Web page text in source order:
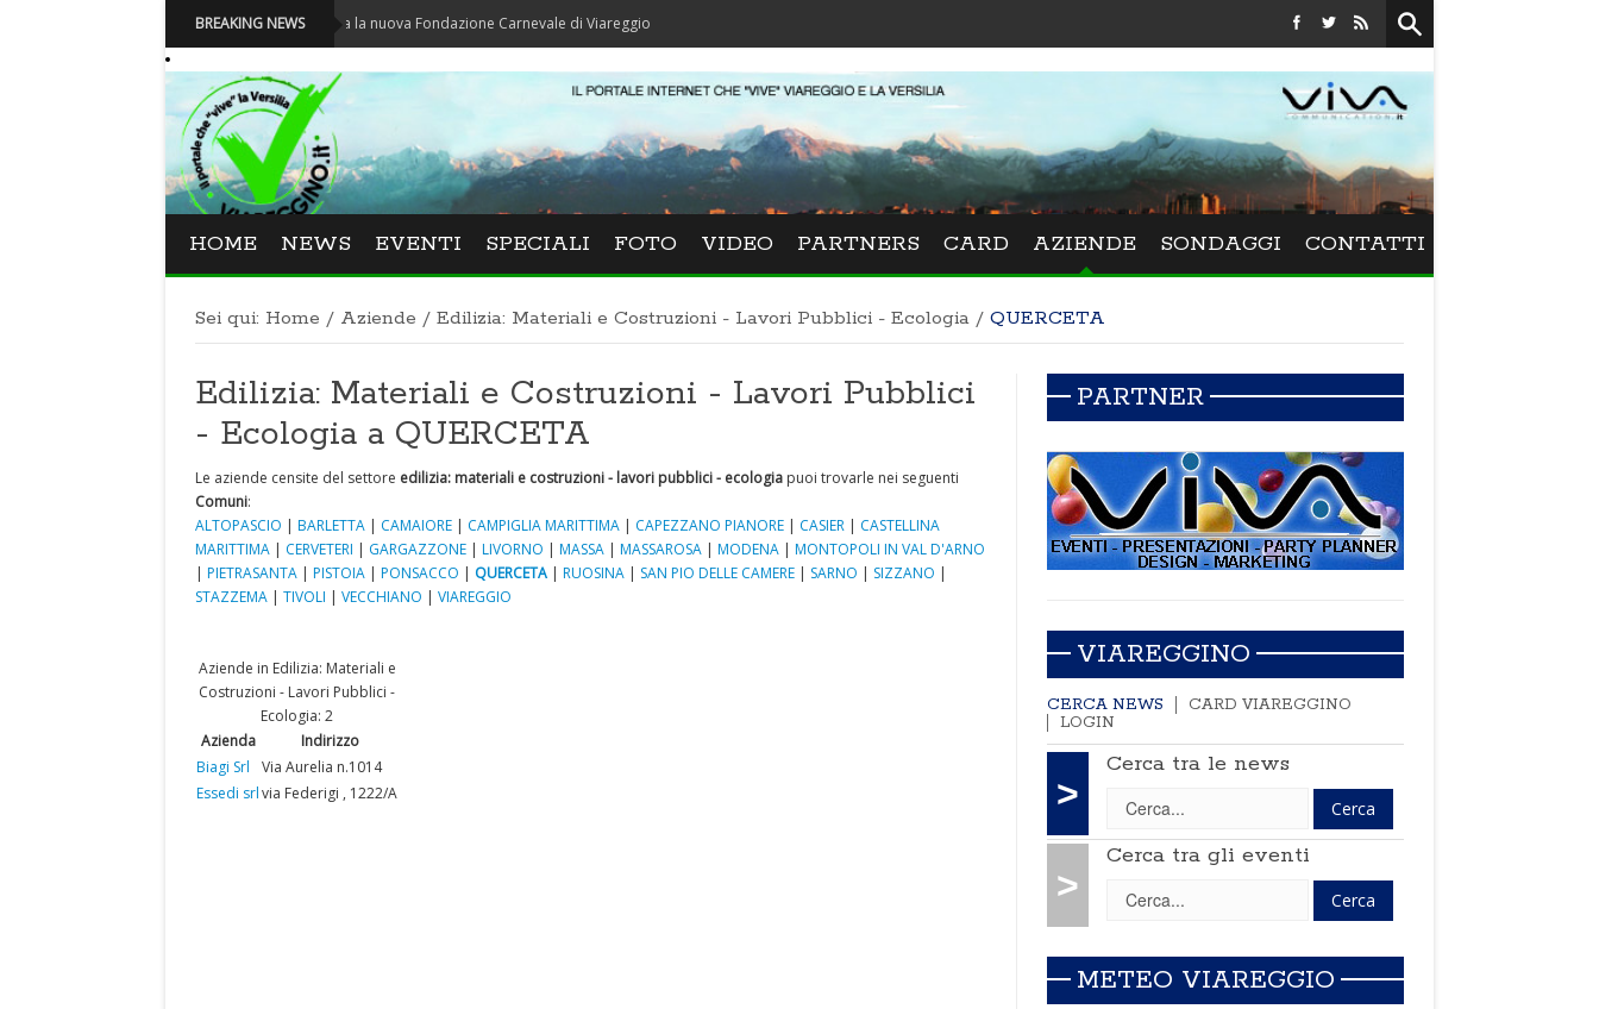
BREAKING NEWS
Carnevale - Nominata la nuova Fondazione Carnevale di Viareggio Festival La Versiliana - La direttrice lucchese Beatrice
HOME NEWS EVENTI SPECIALI FOTO VIDEO PARTNERS CARD AZIENDE SONDAGGI CONTATTI
Sei qui: Home / Aziende / Edilizia: Materiali e Costruzioni - Lavori Pubblici - Ecologia / QUERCETA
Edilizia: Materiali e Costruzioni - Lavori Pubblici
- Ecologia a QUERCETA
Le aziende censite del settore edilizia: materiali e costruzioni - lavori pubblici - ecologia puoi trovarle nei seguenti
Comuni:
ALTOPASCIO | BARLETTA | CAMAIORE | CAMPIGLIA MARITTIMA | CAPEZZANO PIANORE | CASIER | CASTELLINA
MARITTIMA | CERVETERI | GARGAZZONE | LIVORNO | MASSA | MASSAROSA | MODENA | MONTOPOLI IN VAL D'ARNO
| PIETRASANTA | PISTOIA | PONSACCO | QUERCETA | RUOSINA | SAN PIO DELLE CAMERE | SARNO | SIZZANO |
STAZZEMA | TIVOLI | VECCHIANO | VIAREGGIO
Aziende in Edilizia: Materiali e
Costruzioni - Lavori Pubblici -
Ecologia: 2
Azienda
Indirizzo
Biagi Srl
Via Aurelia n.1014
Essedi srlvia Federigi , 1222/A
PARTNER
VIAREGGINO
CERCA NEWS
CARD VIAREGGINO
LOGIN
>
Cerca tra le news
>
Cerca tra gli eventi
METEO VIAREGGIO